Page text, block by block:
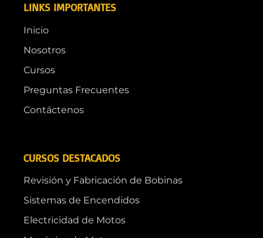
LINKS IMPORTANTES
Inicio
Nosotros
Cursos
Preguntas Frecuentes
Contáctenos
CURSOS DESTACADOS
Revisión y Fabricación de Bobinas
Sistemas de Encendidos
Electricidad de Motos